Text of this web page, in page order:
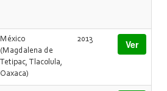
México
(Magdalena de
Tetipac, Tlacolula,
Oaxaca)
2013 Ver